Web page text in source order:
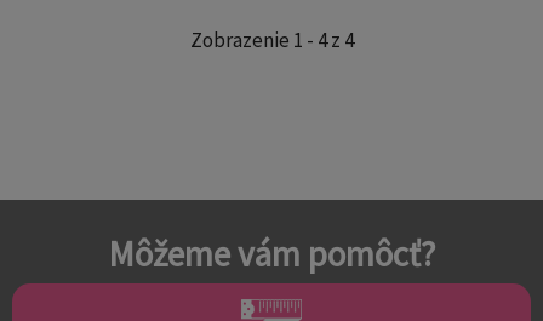
Zobrazenie 1 - 4 z 4
Môžeme vám pomôcť?